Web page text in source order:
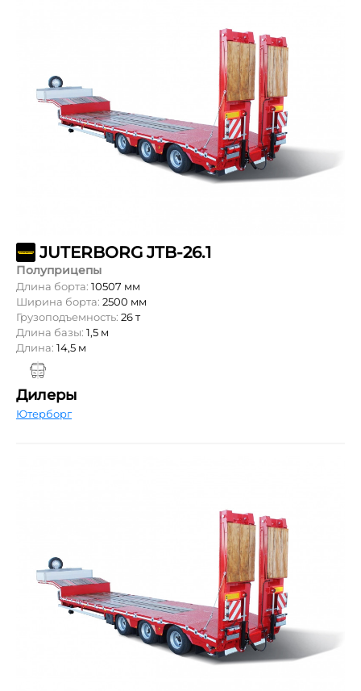
JUTERBORG JTB-26.1
Полуприцепы
Длина борта: 10507 мм
Ширина борта: 2500 мм
Грузоподъемность: 26 т
Длина базы: 1,5 м
Длина: 14,5 м
Дилеры
Ютерборг